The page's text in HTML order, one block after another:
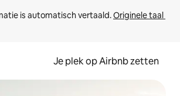
is automatisch vertaald. Originele taal
Je plek op Airbnb zetten